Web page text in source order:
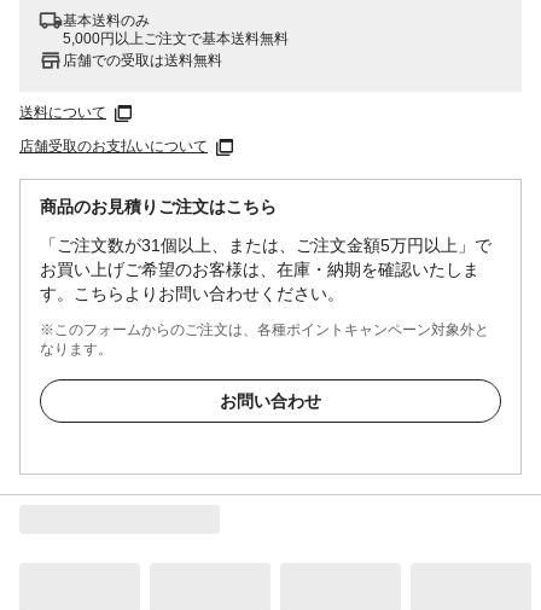
基本送料のみ
5,000円以上ご注文で基本送料無料
店舗での受取は送料無料
送料について
店舗受取のお支払いについて
商品のお見積りご注文はこちら
「ご注文数が31個以上、または、ご注文金額5万円以上」で
お買い上げご希望のお客様は、在庫・納期を確認いたしま
す。こちらよりお問い合わせください。
※このフォームからのご注文は、各種ポイントキャンペーン対象外と
なります。
お問い合わせ